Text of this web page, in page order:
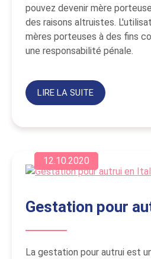
pouvez devenir mère
des raisons altruistes.
mères porteuses à des fins
une responsabilité pénale.
LIRE LA SUITE
12.10.2020
Gestation pour
La gestation pour autrui est